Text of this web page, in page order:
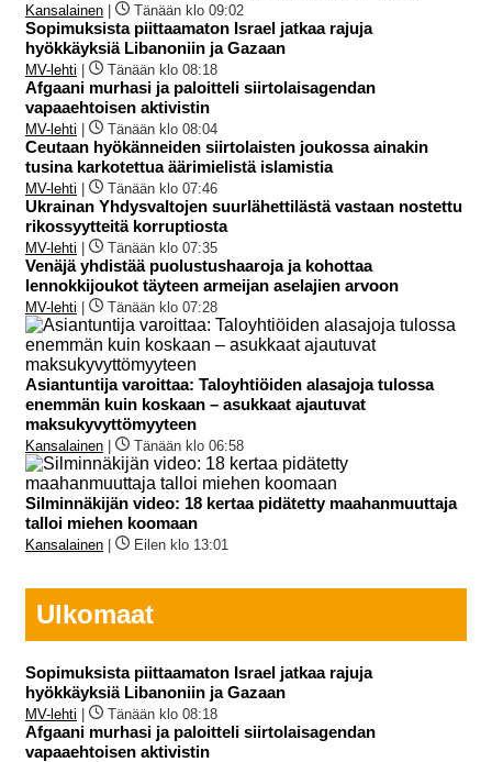
Kansalainen Tänään klo 09:02
Sopimuksista piittaamaton Israel jatkaa rajuja
hyökkäyksiä Libanoniin ja Gazaan
MV-lehti Tänään klo 08:18
Afgaani murhasi ja paloitteli siirtolaisagendan
vapaaehtoisen aktivistin
MV-lehti Tänään klo 08:04
Ceutaan hyökänneiden siirtolaisten joukossa ainakin
tusina karkotettua äärimielistä islamistia
MV-lehti Tänään klo 07:46
Ukrainan Yhdysvaltojen suurlähettilästä vastaan nostettu
rikossyytteitä korruptiosta
MV-lehti Tänään klo 07:35
Venäjä yhdistää puolustushaaroja ja kohottaa
lennokkijoukot täyteen armeijan aselajien arvoon
MV-lehti Tänään klo 07:28
Asiantuntija varoittaa: Taloyhtiöiden alasajoja tulossa
enemmän kuin koskaan – asukkaat ajautuvat
maksukyvyttömyyteen
Kansalainen Tänään klo 06:58
Silminnäkijän video: 18 kertaa pidätetty maahanmuuttaja
talloi miehen koomaan
Kansalainen Eilen klo 13:01
Ulkomaat
Sopimuksista piittaamaton Israel jatkaa rajuja
hyökkäyksiä Libanoniin ja Gazaan
MV-lehti Tänään klo 08:18
Afgaani murhasi ja paloitteli siirtolaisagendan
vapaaehtoisen aktivistin